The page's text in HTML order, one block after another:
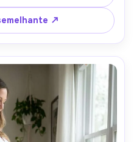
enquadramento do corpo
confiante relaxada, foco
em cetim, sombras
-ar 4:5
↗